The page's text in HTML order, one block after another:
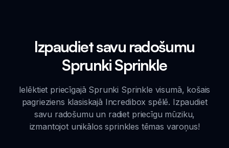
Izpaudiet savu radošumu
Sprunki Sprinkle
Ielēktiet priecīgajā Sprunki Sprinkle visumā, košais
pagrieziens klasiskajā Incredibox spēlē. Izpaudiet
savu radošumu un radiet priecīgu mūziku,
izmantojot unikālos sprinkles tēmas varoņus!